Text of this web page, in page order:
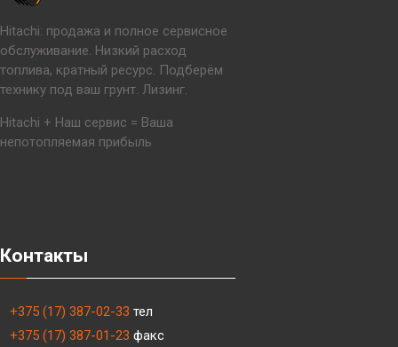
Hitachi: продажа и полное сервисное
обслуживание. Низкий расход
топлива, кратный ресурс. Подберём
технику под ваш грунт. Лизинг.
Hitachi + Наш сервис = Ваша
непотопляемая прибыль
Контакты
+375 (17) 387-02-33 тел
+375 (17) 387-01-23 факс